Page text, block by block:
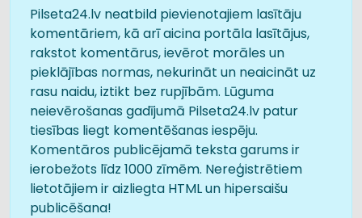
Pilseta24.lv neatbild pievienotajiem lasītāju
komentāriem, kā arī aicina portāla lasītājus,
rakstot komentārus, ievērot morāles un
pieklājības normas, nekurināt un neaicināt uz
rasu naidu, iztikt bez rupjībām. Lūguma
neievērošanas gadījumā Pilseta24.lv patur
tiesības liegt komentēšanas iespēju.
Komentāros publicējamā teksta garums ir
ierobežots līdz 1000 zīmēm. Nereģistrētiem
lietotājiem ir aizliegta HTML un hipersaišu
publicēšana!